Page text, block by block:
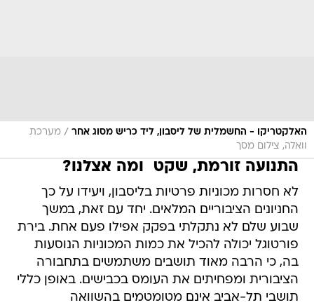
האלקטריקו - החשמלית של ליסבון, ליד כריש מסוג אחר / מערכת
וואלה, צילום מסך
התנועה זורמת, שקט  ומה אצלנו?
לא חסרות מכוניות פרטיות בליסבון, ויעידו על כך
החניונים הציבוריים המלאים. יחד עם זאת, במשך
שבוע שלם לא נתקלתי בפקק אפילו פעם אחת. בירת
פורטוגל יכולה להכיל את כמות המכוניות הנוסעות
בה, כי הרבה מאוד תושבים משתמשים בתחבורה
הציבורית ומפחיתים את העומס בכבישים. באופן כללי
תושבי תל-אביב אינם מטומטמים בהשוואה